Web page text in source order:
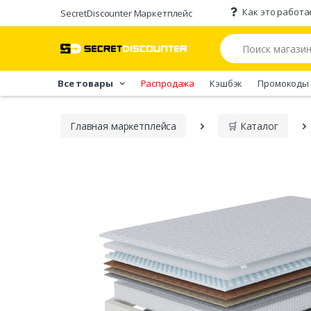
SecretDiscounter Маркетплейс Как это
Все товары Распродажа Кэшбэк Промокоды
Главная марĸетплейса 🛒 Каталог